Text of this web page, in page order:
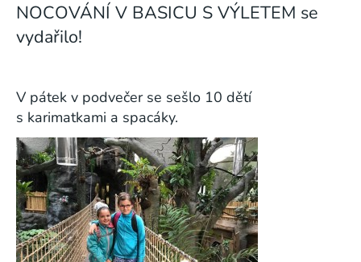
NOCOVÁNÍ V BASICU S VÝLETEM se
vydařilo!
V pátek v podvečer se sešlo 10 dětí
s karimatkami a spacáky.